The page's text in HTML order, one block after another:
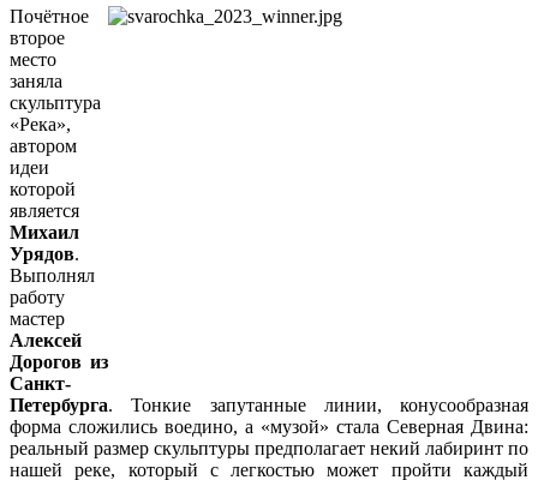
Почётное
второе
место
заняла
скульптура
«Река»,
автором
идеи
которой
является
Михаил
Урядов.
Выполнял
работу
мастер
Алексей
Дорогов из
Санкт-
Петербурга. Тонкие запутанные линии, конусообразная
форма сложились воедино, а «музой» стала Северная Двина:
реальный размер скульптуры предполагает некий лабиринт по
нашей реке, который с легкостью может пройти каждый